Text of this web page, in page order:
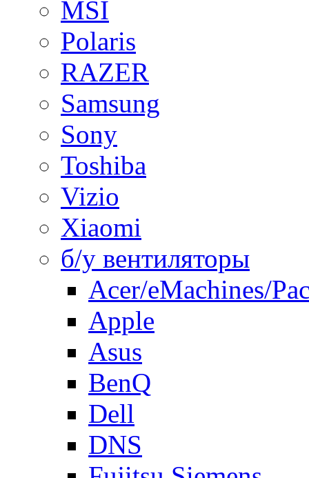
MSI
Polaris
RAZER
Samsung
Sony
Toshiba
Vizio
Xiaomi
б/у вентиляторы
Acer/eMachines/
Apple
Asus
BenQ
Dell
DNS